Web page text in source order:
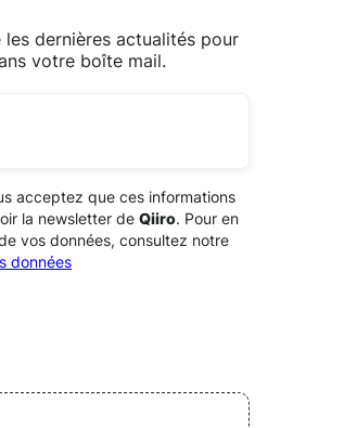
les dernières actualités pour
votre boîte mail.
acceptez que ces informations
la newsletter de Qiiro. Pour en
vos données, consultez notre
données